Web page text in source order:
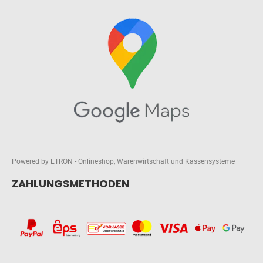
Powered by ETRON - Onlineshop, Warenwirtschaft und Kassensysteme
ZAHLUNGSMETHODEN